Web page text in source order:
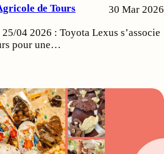
de Tours 30 Mar 2026
04 2026 : Toyota Lexus s’associe
pour une…